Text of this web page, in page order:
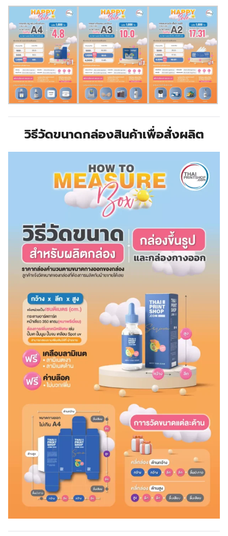
วิธีวัดขนาดกล่องสินค้าเพื่อสั่งผลิต